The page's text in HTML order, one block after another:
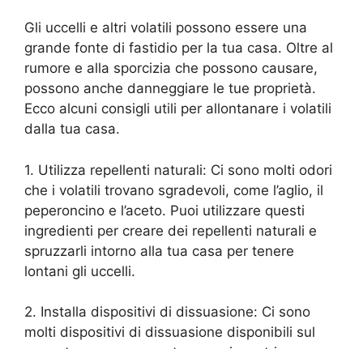
Gli uccelli e altri volatili possono essere una
grande fonte di fastidio per la tua casa. Oltre al
rumore e alla sporcizia che possono causare,
possono anche danneggiare le tue proprietà.
Ecco alcuni consigli utili per allontanare i volatili
dalla tua casa.
1. Utilizza repellenti naturali: Ci sono molti odori
che i volatili trovano sgradevoli, come l’aglio, il
peperoncino e l’aceto. Puoi utilizzare questi
ingredienti per creare dei repellenti naturali e
spruzzarli intorno alla tua casa per tenere
lontani gli uccelli.
2. Installa dispositivi di dissuasione: Ci sono
molti dispositivi di dissuasione disponibili sul